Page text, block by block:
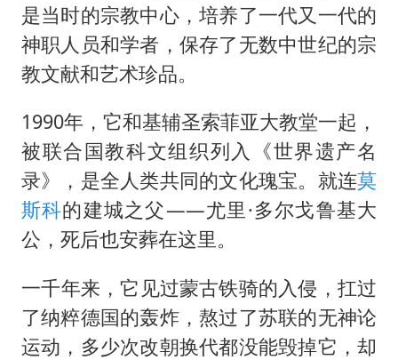
是当时的宗教中心，培养了一代又一代的
神职人员和学者，保存了无数中世纪的宗
教文献和艺术珍品。
​1990年，它和基辅圣索菲亚大教堂一起，
被联合国教科文组织列入《世界遗产名
录》，是全人类共同的文化瑰宝。就连莫
斯科的建城之父——尤里·多尔戈鲁基大
公，死后也安葬在这里。
​一千年来，它见过蒙古铁骑的入侵，扛过
了纳粹德国的轰炸，熬过了苏联的无神论
运动，多少次改朝换代都没能毁掉它，却